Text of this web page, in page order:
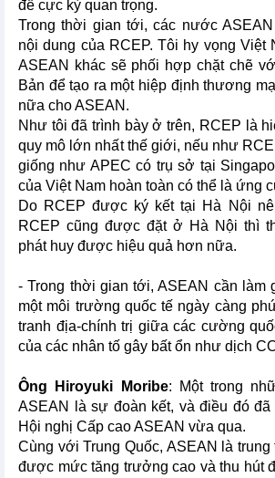
đề cực kỳ quan trọng.
Trong thời gian tới, các nước
nội dung của RCEP. Tôi hy vọng Việt
ASEAN khác sẽ phối hợp chặt chẽ
Bản để tạo ra một hiệp định thương
nữa cho ASEAN.
Như tôi đã trình bày ở trên, RCEP là
quy mô lớn nhất thế giới, nếu như
giống như APEC có trụ sở tại
của Việt Nam hoàn toàn có thể là ứng
Do RCEP được ký kết tại Hà Nội
RCEP cũng được đặt ở Hà Nội thì
phát huy được hiệu quả hơn nữa.
- Trong thời gian tới, ASEAN cần làm
một môi trường quốc tế ngày càng
tranh địa-chính trị giữa các cường
của các nhân tố gây bất ổn như dịch
Ông Hiroyuki Moribe: Một trong
ASEAN là sự đoàn kết, và điều đó
Hội nghị Cấp cao ASEAN vừa qua.
Cùng với Trung Quốc, ASEAN là trung
được mức tăng trưởng cao và thu hút